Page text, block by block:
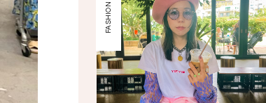
FASHION